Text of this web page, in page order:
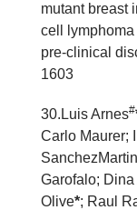
mutant breast
cell
pre-clinical
1603
30.Luis Arnes#
Carlo Maurer;
Garofalo;
Olive*; Raul